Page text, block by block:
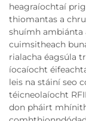
heagraíochtaí
thiomantas a
shuímh ambiánta
cuimsitheach
rialacha éagsúla
íocaíocht
leis na stáiní seo
téicneolaíocht
don pháirt